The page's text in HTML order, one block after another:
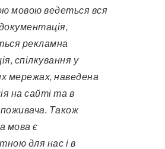
мовою ведеться вся
рекламна
спілкування у
мережах, наведена
на сайті та в
Також
мова є
для нас і в